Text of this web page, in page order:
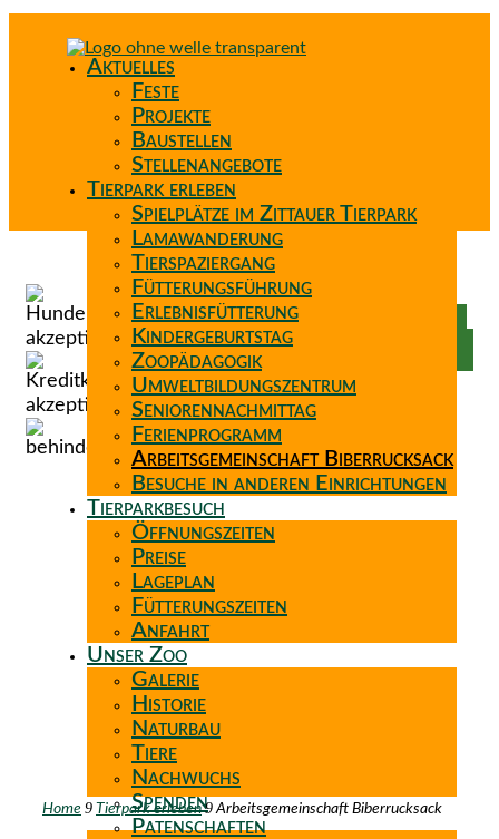
Aktuelles
Feste
Projekte
Baustellen
Stellenangebote
Tierpark erleben
Spielplätze im Zittauer Tierpark
Lamawanderung
Tierspaziergang
Fütterungsführung
Erlebnisfütterung
Kindergeburtstag
Zoopädagogik
Umweltbildungszentrum
Seniorennachmittag
Ferienprogramm
Arbeitsgemeinschaft Biberrucksack
Besuche in anderen Einrichtungen
Tierparkbesuch
Öffnungszeiten
Preise
Lageplan
Fütterungszeiten
Anfahrt
Unser Zoo
Galerie
Historie
Naturbau
Tiere
Nachwuchs
Spenden
Patenschaften
Home 9 Tierpark erleben 9 Arbeitsgemeinschaft Biberrucksack